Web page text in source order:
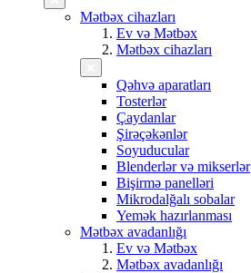
Mətbəx cihazları
Ev və Mətbəx
Mətbəx cihazları
Qəhvə aparatları
Tosterlər
Çaydanlar
Şirəçəkənlər
Soyuducular
Blenderlər və mikserlər
Bişirmə panelləri
Mikrodalğalı sobalar
Yemək hazırlanması
Mətbəx avadanlığı
Ev və Mətbəx
Mətbəx avadanlığı